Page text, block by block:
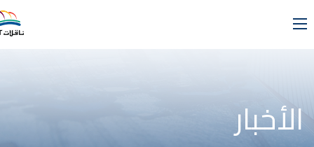
الأخبار